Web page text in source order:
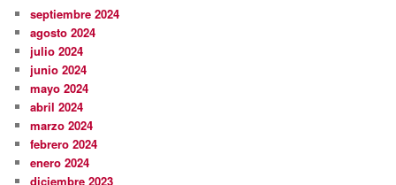
septiembre 2024
agosto 2024
julio 2024
junio 2024
mayo 2024
abril 2024
marzo 2024
febrero 2024
enero 2024
diciembre 2023